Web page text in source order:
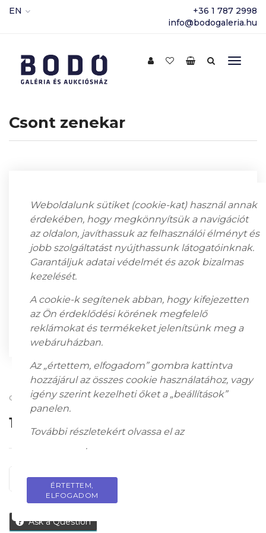
EN
+36 1 787 2998
info@bodogaleria.hu
Csont zenekar
csont, fa talapzaton; 9 x 7 x 4 cm; jelzés nélkül
130 000
Ask a Question
Weboldalunk sütiket (cookie-kat) használ annak
érdekében, hogy megkönnyítsük a navigációt
az oldalon, javíthassuk az felhasználói élményt és
jobb szolgáltatást nyújthassunk látogatóinknak.
Garantáljuk adatai védelmét és azok bizalmas
kezelését.
A cookie-k segítenek abban, hogy kifejezetten
az Ön érdeklődési körének megfelelő
reklámokat és termékeket jelenítsünk meg a
webáruházban.
Az „értettem, elfogadom” gombra kattintva
hozzájárul az összes cookie használatához, vagy
igény szerint kezelheti őket a „beállítások”
panelen.
További részletekért olvassa el az
.
ÉRTETTEM,
ELFOGADOM